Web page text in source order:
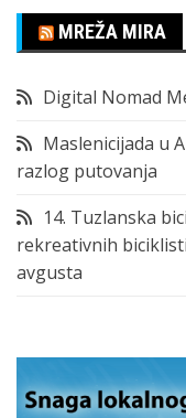
MREŽA MIRA
Digital Nomad
Maslenicijada u
razlog putovanja
14. Tuzlanska
rekreativnih
avgusta